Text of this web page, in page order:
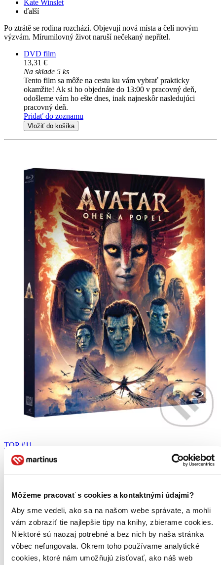
Môžeme pracovať s cookies a kontaktnými údajmi?
Aby sme vedeli, ako sa na našom webe správate, a mohli
vám zobraziť tie najlepšie tipy na knihy, zbierame cookies.
Niektoré sú naozaj potrebné a bez nich by naša stránka
vôbec nefungovala. Okrem toho používame analytické
cookies, ktoré nám umožňujú zisťovať, ako náš web
Kate Winslet
ďalší
Po ztrátě se rodina rozchází. Objevují nová místa a čelí novým
výzvám. Mírumilovný život naruší nečekaný nepřítel.
DVD film
13,31 €
Na sklade 5 ks
Tento film sa môže na cestu ku vám vybrať prakticky
okamžite! Ak si ho objednáte do 13:00 v pracovný deň,
odošleme vám ho ešte dnes, inak najneskôr nasledujúci
pracovný deň.
Pridať do zoznamu
Vložiť do košíka
TOP #11
Avatar: Oheň a popel - Edice v rukávu
CZ
Cliff Curtis
Edie Falco
Joel David Moore
Kate Winslet
ďalší
Po ztrátě se cesty rodiny rozcházejí. Nová dobrodružství na
neznámých místech Pandory přinášejí nečekaná setkání a těžká